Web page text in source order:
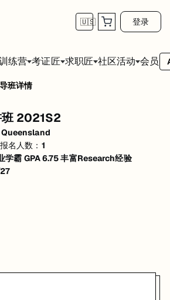
🇺🇸 登录
练营 考证匠 求职匠 社区活动 会员
解
介绍
理解和应用
析
典例题，巩固知识点和易错题
班详情
班 2021S2
报名人数： 1
学霸 GPA 6.75 丰富Research经验